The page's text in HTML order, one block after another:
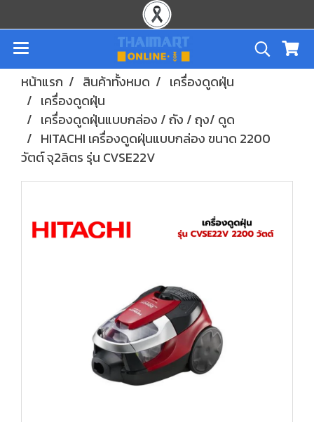
หน้าแรก สินค้าทั้งหมด
เครื่องดูดฝุ่น
เครื่องดูดฝุ่น
เครื่องดูดฝุ่นแบบกล่อง / ถัง / ถุง/ ดูด
HITACHI เครื่องดูดฝุ่นแบบกล่อง ขนาด 2200
วัตต์ จุ2ลิตร รุ่น CVSE22V